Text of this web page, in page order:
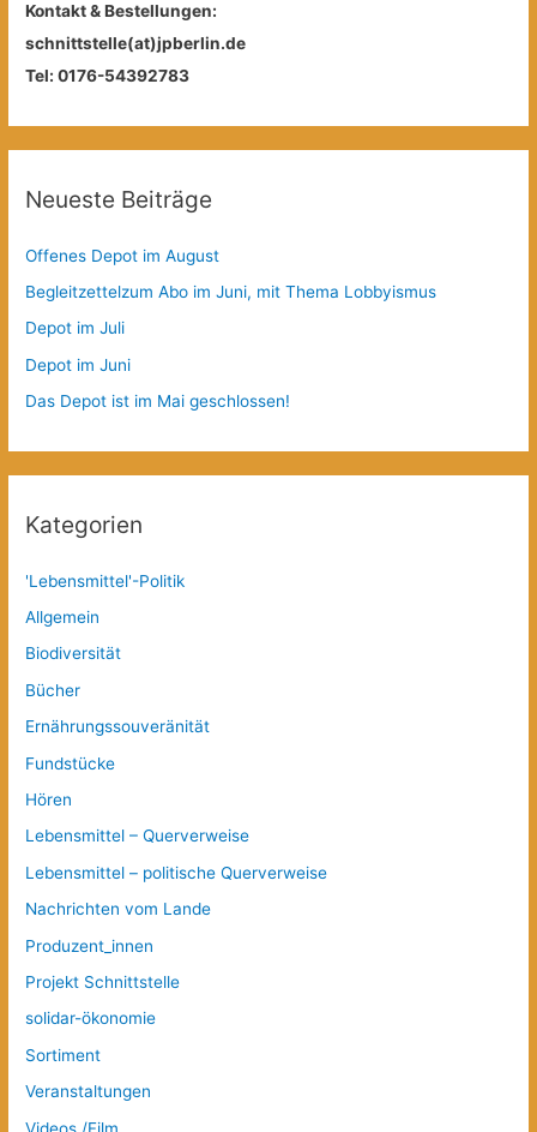
Kontakt & Bestellungen:
schnittstelle(at)jpberlin.de
Tel: 0176-54392783
Neueste Beiträge
Offenes Depot im August
Begleitzettelzum Abo im Juni, mit Thema Lobbyismus
Depot im Juli
Depot im Juni
Das Depot ist im Mai geschlossen!
Kategorien
'Lebensmittel'-Politik
Allgemein
Biodiversität
Bücher
Ernährungssouveränität
Fundstücke
Hören
Lebensmittel – Querverweise
Lebensmittel – politische Querverweise
Nachrichten vom Lande
Produzent_innen
Projekt Schnittstelle
solidar-ökonomie
Sortiment
Veranstaltungen
Videos /Film